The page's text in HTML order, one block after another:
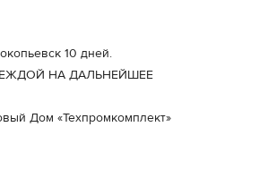
10 дней.
НА ДАЛЬНЕЙШЕЕ
Дом «Техпромкомплект»